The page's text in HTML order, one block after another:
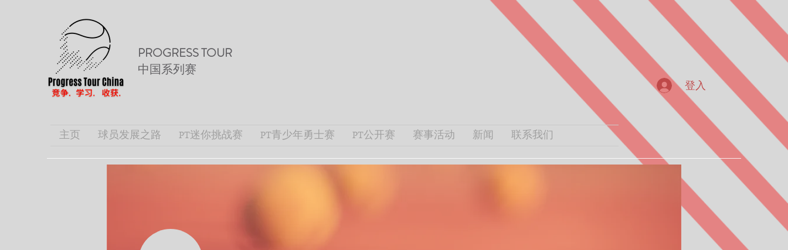
PROGRESS TOUR
中国系列赛
登入
主页 球员发展之路 PT迷你挑战赛 PT青少年勇士赛 PT公开赛 赛事活动 新闻 联系我们